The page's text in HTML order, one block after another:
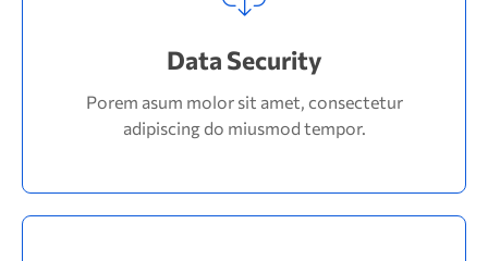
Data Security
Porem asum molor sit amet, consectetur
adipiscing do miusmod tempor.
adipiscing do miusmod tempor.
Read More